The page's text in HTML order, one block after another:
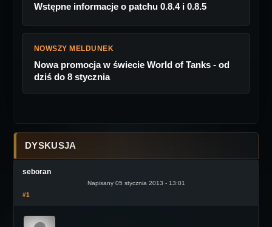
Wstępne informacje o patchu 0.8.4 i 0.8.5
NOWSZY MELDUNEK
Nowa promocja w świecie World of Tanks - od
dziś do 8 stycznia
DYSKUSJA
seboran
Napisany 05 stycznia 2013 - 13:01
#1